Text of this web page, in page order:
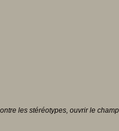
les stéréotypes, ouvrir le